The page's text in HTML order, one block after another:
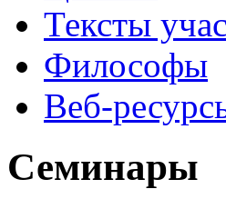
Тексты
Философы
Веб-
Семинары